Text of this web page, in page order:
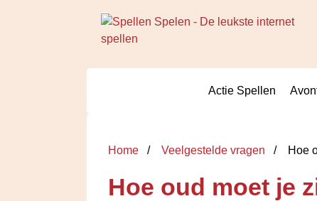
Actie Spellen
Home Veelgestelde vragen Hoe
Hoe oud moet je